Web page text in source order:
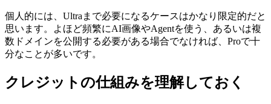
個人的には、Ultraまで必要になるケースはかなり限定的だと
思います。よほど頻繁にAI画像やAgentを使う、あるいは複
数ドメインを公開する必要がある場合でなければ、Proで十
分なことが多いです。
クレジットの仕組みを理解しておく